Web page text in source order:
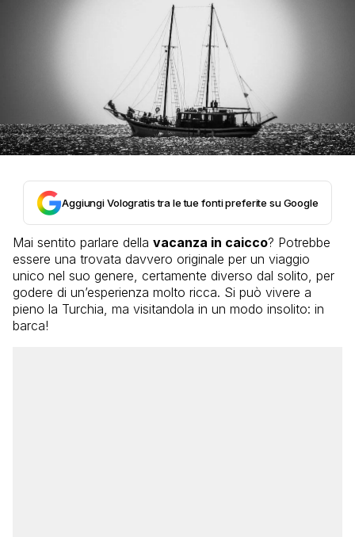
Aggiungi Vologratis tra le tue fonti preferite su Google
Mai sentito parlare della vacanza in caicco? Potrebbe
essere una trovata davvero originale per un viaggio
unico nel suo genere, certamente diverso dal solito, per
godere di un’esperienza molto ricca. Si può vivere a
pieno la Turchia, ma visitandola in un modo insolito: in
barca!